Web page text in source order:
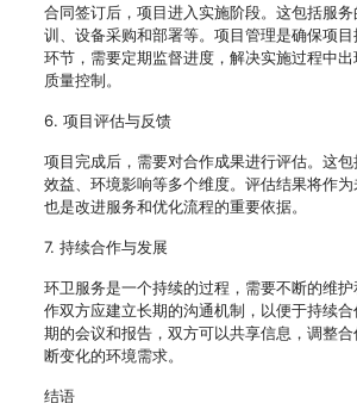
合同签订后，项目进入实施阶段。这包括服
训、设备采购和部署等。项目管理是确保项
环节，需要定期监督进度，解决实施过程中
质量控制。
6. 项目评估与反馈
项目完成后，需要对合作成果进行评估。这
效益、环境影响等多个维度。评估结果将作为
也是改进服务和优化流程的重要依据。
7. 持续合作与发展
环卫服务是一个持续的过程，需要不断的维
作双方应建立长期的沟通机制，以便于持续
期的会议和报告，双方可以共享信息，调整
断变化的环境需求。
结语